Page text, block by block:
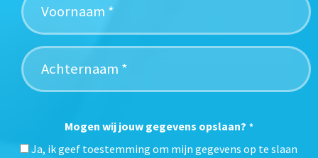
Mogen wij jouw gegevens opslaan? *
Ja, ik geef toestemming om mijn gegevens op te slaan